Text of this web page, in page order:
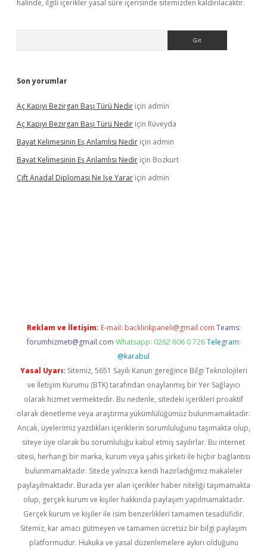
halinde, ilgili içerikler yasal süre içerisinde sitemizden kaldırılacaktır.
Son yorumlar
Aç Kapıyı Bezirgan Başı Türü Nedir için admin
Aç Kapıyı Bezirgan Başı Türü Nedir için Rüveyda
Bayat Kelimesinin Eş Anlamlısı Nedir için admin
Bayat Kelimesinin Eş Anlamlısı Nedir için Bozkurt
Çift Anadal Diploması Ne Işe Yarar için admin
Reklam ve İletişim: E-mail: backlinkpaneli@gmail.com Teams:
forumhizmeti@gmail.com Whatsapp: 0262 606 0 726 Telegram:
@karabul
Yasal Uyarı: Sitemiz, 5651 Sayılı Kanun gereğince Bilgi Teknolojileri
ve İletişim Kurumu (BTK) tarafından onaylanmış bir Yer Sağlayıcı
olarak hizmet vermektedir. Bu nedenle, sitedeki içerikleri proaktif
olarak denetleme veya araştırma yükümlülüğümüz bulunmamaktadır.
Ancak, üyelerimiz yazdıkları içeriklerin sorumluluğunu taşımakta olup,
siteye üye olarak bu sorumluluğu kabul etmiş sayılırlar. Bu internet
sitesi, herhangi bir marka, kurum veya şahıs şirketi ile hiçbir bağlantısı
bulunmamaktadır. Sitede yalnızca kendi hazırladığımız makaleler
paylaşılmaktadır. Burada yer alan içerikler haber niteliği taşımamakta
olup, gerçek kurum ve kişiler hakkında paylaşım yapılmamaktadır.
Gerçek kurum ve kişiler ile isim benzerlikleri tamamen tesadüfidir.
Sitemiz, kar amacı gütmeyen ve tamamen ücretsiz bir bilgi paylaşım
platformudur. Hukuka ve yasal düzenlemelere aykırı olduğunu